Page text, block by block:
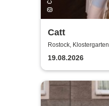
Catt
Rostock, Klostergarten
19.08.2026